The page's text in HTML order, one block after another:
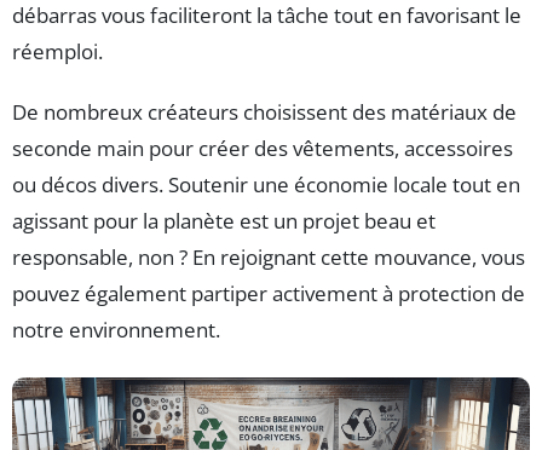
débarras vous faciliteront la tâche tout en favorisant le
réemploi.
De nombreux créateurs choisissent des matériaux de
seconde main pour créer des vêtements, accessoires
ou décos divers. Soutenir une économie locale tout en
agissant pour la planète est un projet beau et
responsable, non ? En rejoignant cette mouvance, vous
pouvez également partiper activement à protection de
notre environnement.